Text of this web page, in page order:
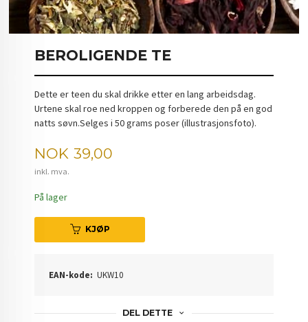
BEROLIGENDE TE
Dette er teen du skal drikke etter en lang arbeidsdag.
Urtene skal roe ned kroppen og forberede den på en god
natts søvn.Selges i 50 grams poser (illustrasjonsfoto).
Pris
NOK 39,00
inkl. mva.
På lager
KJØP
EAN-kode: UKW10
DEL DETTE